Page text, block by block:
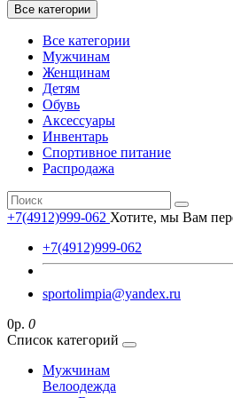
Все категории
Все категории
Мужчинам
Женщинам
Детям
Обувь
Аксессуары
Инвентарь
Спортивное питание
Распродажа
+7(4912)999-062 Хотите, мы Вам
+7(4912)999-062
sportolimpia@yandex.ru
0р. 0
Список категорий
Мужчинам
Велоодежда